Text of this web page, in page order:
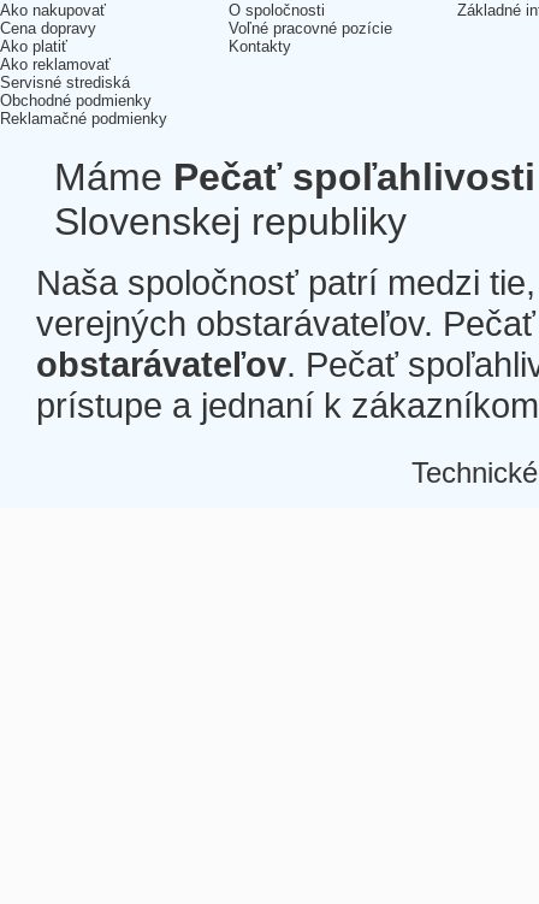
Ako nakupovať
Cena dopravy
Ako platiť
Ako reklamovať
Servisné strediská
Obchodné podmienky
Reklamačné podmienky
O spoločnosti
Voľné pracovné pozície
Kontakty
Základné
Máme Pečať spoľahlivosti
Slovenskej republiky
Naša spoločnosť patrí medzi
verejných obstarávateľov.
obstarávateľov. Pečať
prístupe a jednaní k